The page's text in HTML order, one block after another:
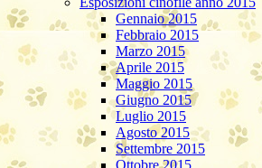
Gennaio 2015
Febbraio 2015
Marzo 2015
Aprile 2015
Maggio 2015
Giugno 2015
Luglio 2015
Agosto 2015
Settembre 2015
Ottobre 2015